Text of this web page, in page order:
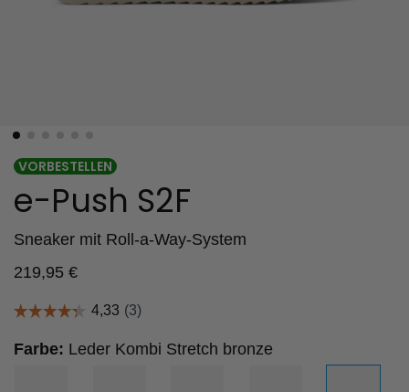
VORBESTELLEN
e-Push S2F
Sneaker mit Roll-a-Way-System
219,95 €
Farbe: Leder Kombi Stretch bronze